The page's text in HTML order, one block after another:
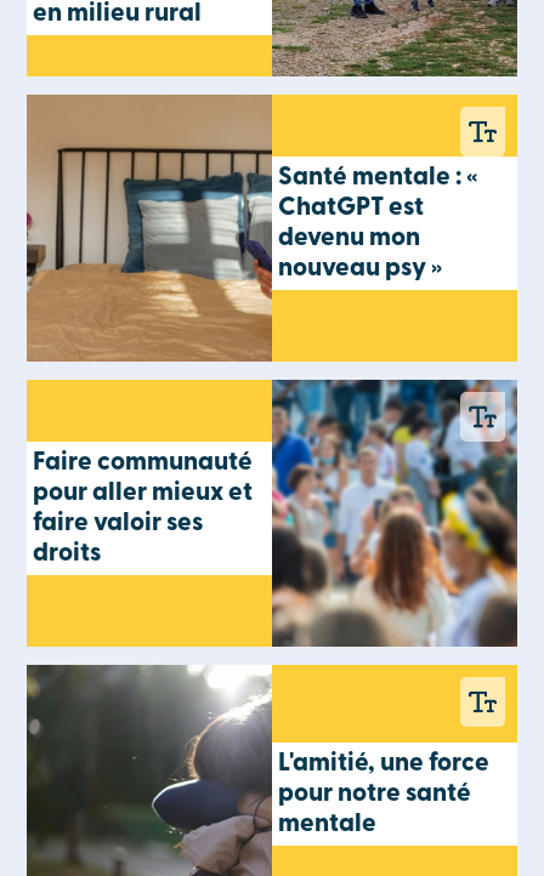
en milieu rural
Santé mentale : «
ChatGPT est
devenu mon
nouveau psy »
Faire communauté
pour aller mieux et
faire valoir ses
droits
L'amitié, une force
pour notre santé
mentale